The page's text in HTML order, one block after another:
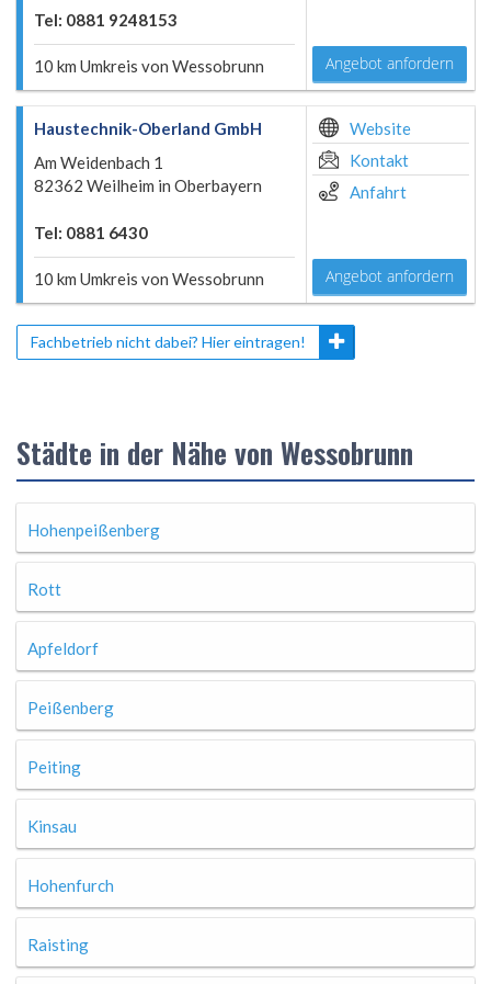
Tel: 0881 9248153
10 km Umkreis von Wessobrunn Angebot anfordern
Haustechnik-Oberland GmbH
Am Weidenbach 1
82362 Weilheim in Oberbayern
Tel: 0881 6430
10 km Umkreis von Wessobrunn
Website
Kontakt
Anfahrt
Angebot anfordern
Fachbetrieb nicht dabei? Hier eintragen!
Städte in der Nähe von Wessobrunn
Hohenpeißenberg
Rott
Apfeldorf
Peißenberg
Peiting
Kinsau
Hohenfurch
Raisting